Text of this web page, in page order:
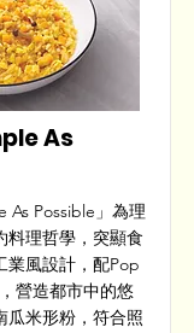
As
As Possible」為理
料理哲學，突顯食
業風設計，配Pop
營造都市中的悠
瓜米形粉，符合照